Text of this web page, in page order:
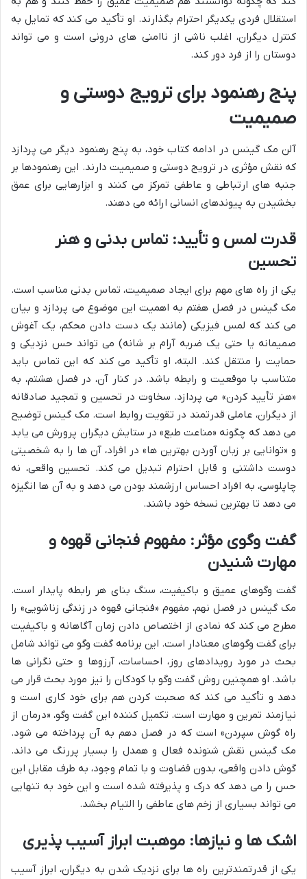
استقلال فردی یکدیگر احترام بگذارند. او تأکید می کند که تمایل به
کنترل دیگران، اغلب ناشی از ناامنی های درونی است و می تواند
دوستان را از فرد دور کند.
پنج رهنمود برای ترویج دوستی و
صمیمیت
آلن مک گینس در ادامه کتاب خود، به پنج رهنمود دیگر می پردازد
که نقش مؤثری در ترویج دوستی و صمیمیت دارند. این رهنمودها بر
جنبه های ارتباطی و عاطفی تمرکز می کنند و ابزارهایی برای عمق
بخشیدن به پیوندهای انسانی ارائه می دهند.
قدرت لمس و تأیید: تماس بدنی و هنر
تحسین
یکی از راه های مهم برای ایجاد صمیمیت، تماس بدنی مناسب است.
مک گینس در فصل هفتم به اهمیت این موضوع می پردازد و بیان
می کند که لمس فیزیکی (مانند یک دست دادن محکم، یک آغوش
صمیمانه یا حتی یک ضربه آرام بر شانه) می تواند حس نزدیکی و
حمایت را منتقل کند. البته، او تأکید می کند که این تماس باید
متناسب با موقعیت و رابطه باشد. در کنار آن، در فصل هشتم، به
«هنر تأیید کردن» می پردازد. سخاوت در تحسین و تمجید صادقانه
از دیگران، عاملی قدرتمند در تقویت روابط است. مک گینس توضیح
می دهد که چگونه «مناعت طبع» در ستایش دیگران پرورش می یابد
و «توانایی بر زبان آوردن بهترین ها» در افراد، آن ها را به شخصیتی
دوست داشتنی و قابل احترام تبدیل می کند. تحسین واقعی، نه
چاپلوسی، به افراد احساس ارزشمند بودن می دهد و به آن ها انگیزه
می دهد تا بهترین نسخه خود باشند.
گفت وگوی مؤثر: مفهوم فنجانی قهوه و
مهارت شنیدن
گفت وگوهای عمیق و باکیفیت، سنگ بنای هر رابطه پایدار است.
مک گینس در فصل نهم، مفهوم «فنجانی قهوه در زندگی زناشویی» را
مطرح می کند که نمادی از اختصاص دادن زمان آگاهانه و باکیفیت
برای گفت وگوهای معنادار است. این برنامه گفت وگو می تواند شامل
بحث در مورد رویدادهای روز، احساسات، آرزوها و حتی نگرانی ها
باشد. او همچنین روش گفت وگو با کودکان را نیز مورد بحث قرار می
دهد و تأکید می کند که صحبت کردن هم برای خود کاری است و
نیازمند تمرین و مهارت است. تکمیل کننده این گفت وگو، «درمان از
راه گوش سپردن» است که در فصل دهم به آن پرداخته می شود.
مک گینس نقش شنونده فعال و همدل را بسیار پررنگ می داند.
گوش دادن واقعی، بدون قضاوت و با تمام وجود، به طرف مقابل این
حس را می دهد که درک و پذیرفته شده است و این خود به تنهایی
می تواند بسیاری از زخم های عاطفی را التیام بخشد.
اشک ها و نیازها: موهبت ابراز آسیب پذیری
یکی از قدرتمندترین راه ها برای نزدیک شدن به دیگران، ابراز آسیب